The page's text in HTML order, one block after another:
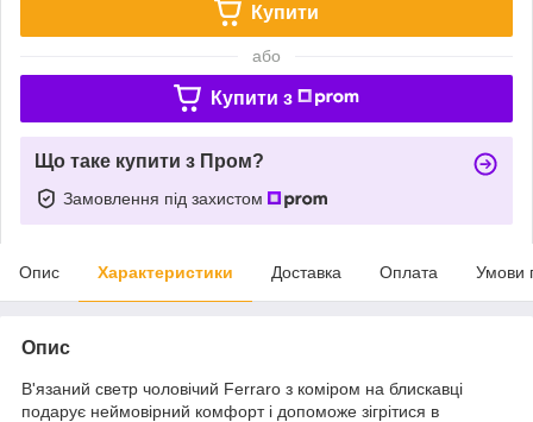
Купити
або
Купити з
Що таке купити з Пром?
Замовлення під захистом
Опис Характеристики Доставка Оплата Умови
Опис
В'язаний светр чоловічий Ferraro з коміром на блискавці
подарує неймовірний комфорт і допоможе зігрітися в